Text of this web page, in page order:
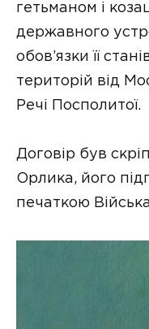
гетьманом і
державного
обов’язки її
територій від
Речі Посполитої.
Договір був
Орлика, його
печаткою